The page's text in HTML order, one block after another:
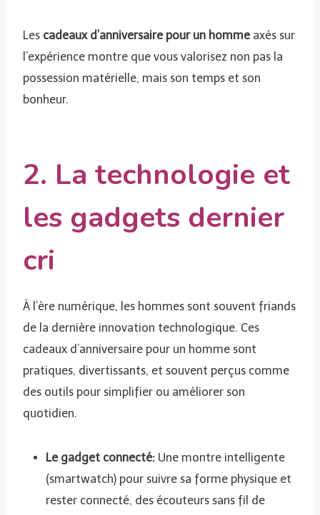
Les cadeaux d’anniversaire pour un hommeaxés sur
l’expérience montre que vous valorisez non pas la
possession matérielle, mais son temps et son
bonheur.
2. La technologie et
les gadgets dernier
cri
À l’ère numérique, les hommes sont souvent friands
de la dernière innovation technologique. Ces
cadeaux d’anniversaire pour un homme sont
pratiques, divertissants, et souvent perçus comme
des outils pour simplifier ou améliorer son
quotidien.
Le gadget connecté: Une montre intelligente
(smartwatch) pour suivre sa forme physique et
rester connecté, des écouteurs sans fil de